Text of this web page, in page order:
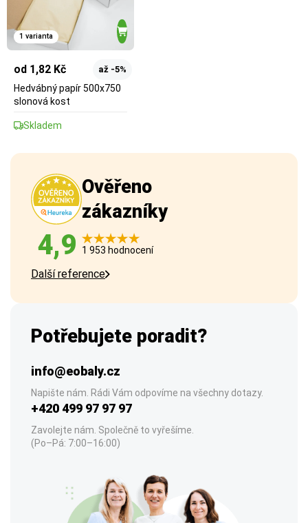
1 varianta
od 1,82 Kč až -5%
Hedvábný papír 500x750
slonová kost
Skladem
Ověřeno
zákazníky
4,9 1 953 hodnocení
Další reference
Potřebujete poradit?
info@eobaly.cz
Napište nám. Rádi Vám odpovíme na všechny dotazy.
+420 499 97 97 97
Zavolejte nám. Společně to vyřešíme.
(Po–Pá: 7:00–16:00)